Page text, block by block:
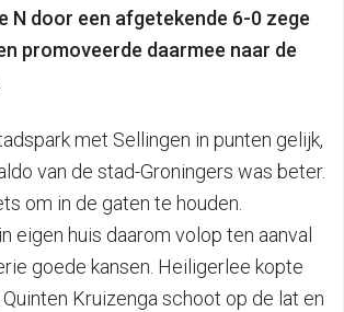
N door een afgetekende 6-0 zege
promoveerde daarmee naar de
met Sellingen in punten gelijk,
van de stad-Groningers was beter.
om in de gaten te houden.
eigen huis daarom volop ten aanval
goede kansen. Heiligerlee kopte
Kruizenga schoot op de lat en